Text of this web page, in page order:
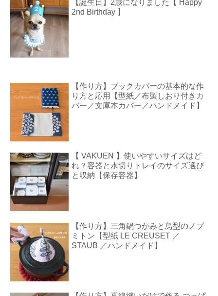
【誕生日】2歳になりました【 Happy
2nd Birthday 】
【作り方】ブックカバーの基本的な作
り方と応用【型紙／布製しおり付きカ
バー／文庫本カバー／ハンドメイド】
【 VAKUEN 】使いやすいサイズはど
れ？容器と水切りトレイのサイズ選び
と収納【保存容器】
【作り方】三角鍋つかみと鳥型のノブ
ミトン【型紙 LE CREUSET ／
STAUB ／ハンドメイド】